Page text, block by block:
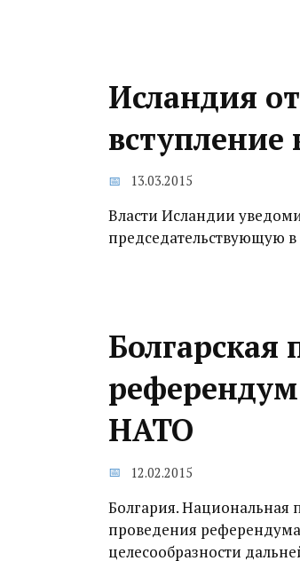
Исландия
вступление
13.03.2015
Власти Исландии
председательствующую в
Болгарская
НАТО
12.02.2015
Болгария. Национальная
проведения
целесообразности